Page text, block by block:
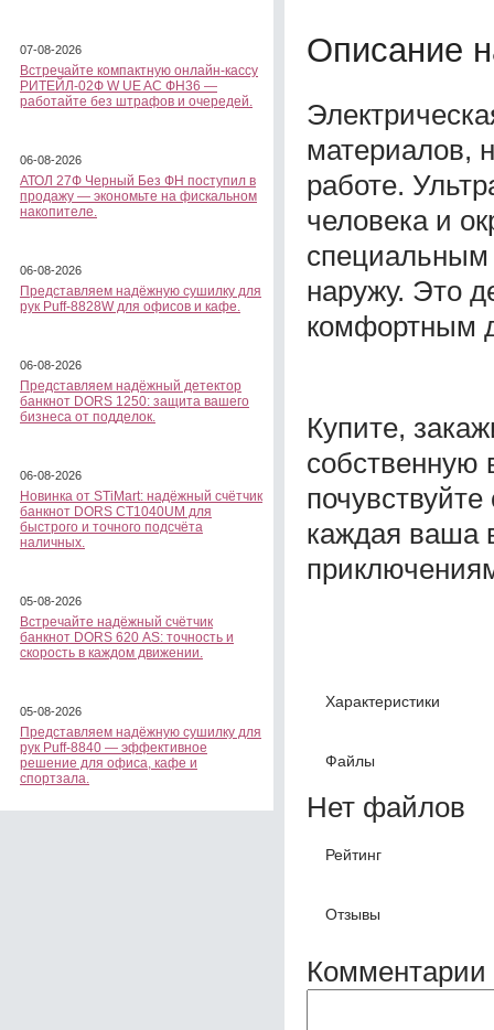
07-08-2026
Встречайте компактную онлайн-кассу
РИТЕЙЛ-02Ф W UE AC ФН36 —
работайте без штрафов и очередей.
06-08-2026
АТОЛ 27Ф Черный Без ФН поступил в
продажу — экономьте на фискальном
накопителе.
06-08-2026
Представляем надёжную сушилку для
рук Puff-8828W для офисов и кафе.
06-08-2026
Представляем надёжный детектор
банкнот DORS 1250: защита вашего
бизнеса от подделок.
06-08-2026
Новинка от STiMart: надёжный счётчик
банкнот DORS CT1040UM для
быстрого и точного подсчёта
наличных.
05-08-2026
Встречайте надёжный счётчик
банкнот DORS 620 АS: точность и
скорость в каждом движении.
05-08-2026
Представляем надёжную сушилку для
рук Puff-8840 — эффективное
решение для офиса, кафе и
спортзала.
Описание
материалов,
работе.
человека и
наружу. Это
комфортным
Купите,
собственную
каждая ваша
Характеристики
Файлы
Нет файлов
Рейтинг
Отзывы
Комментарии